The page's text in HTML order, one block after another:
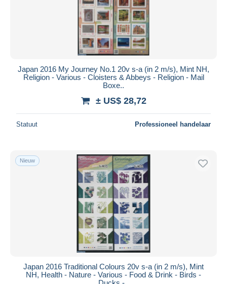
Japan 2016 My Journey No.1 20v s-a (in 2 m/s), Mint NH,
Religion - Various - Cloisters & Abbeys - Religion - Mail
Boxe..
± US$ 28,72
Statuut Professioneel handelaar
Nieuw
Japan 2016 Traditional Colours 20v s-a (in 2 m/s), Mint
NH, Health - Nature - Various - Food & Drink - Birds -